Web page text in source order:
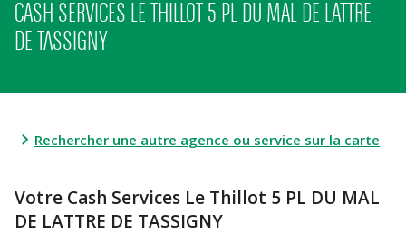
CASH SERVICES LE THILLOT 5 PL DU MAL DE LATTRE
DE TASSIGNY
Rechercher une autre agence ou service sur la carte
Votre Cash Services Le Thillot 5 PL DU MAL
DE LATTRE DE TASSIGNY